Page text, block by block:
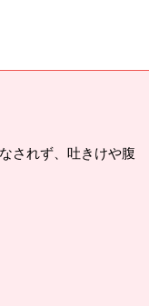
されず、吐きけや腹